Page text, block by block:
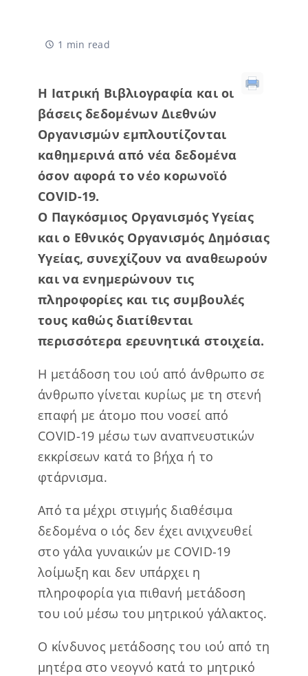
1 min read
Η Ιατρική Βιβλιογραφία και οι
βάσεις δεδομένων Διεθνών
Οργανισμών εμπλουτίζονται
καθημερινά από νέα δεδομένα
όσον αφορά το νέο κορωνοϊό
COVID-19.
Ο Παγκόσμιος Οργανισμός Υγείας
και ο Εθνικός Οργανισμός Δημόσιας
Υγείας, συνεχίζουν να αναθεωρούν
και να ενημερώνουν τις
πληροφορίες και τις συμβουλές
τους καθώς διατίθενται
περισσότερα ερευνητικά στοιχεία.
Η μετάδοση του ιού από άνθρωπο σε
άνθρωπο γίνεται κυρίως με τη στενή
επαφή με άτομο που νοσεί από
COVID-19 μέσω των αναπνευστικών
εκκρίσεων κατά το βήχα ή το
φτάρνισμα.
Από τα μέχρι στιγμής διαθέσιμα
δεδομένα ο ιός δεν έχει ανιχνευθεί
στο γάλα γυναικών με COVID-19
λοίμωξη και δεν υπάρχει η
πληροφορία για πιθανή μετάδοση
του ιού μέσω του μητρικού γάλακτος.
Ο κίνδυνος μετάδοσης του ιού από τη
μητέρα στο νεογνό κατά το μητρικό